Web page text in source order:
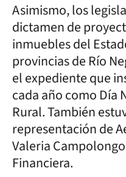
Asimismo, los
dictamen de
inmuebles del
provincias de Río
el expediente que
cada año como Día
Rural. También
representación de
Valeria
Financiera.